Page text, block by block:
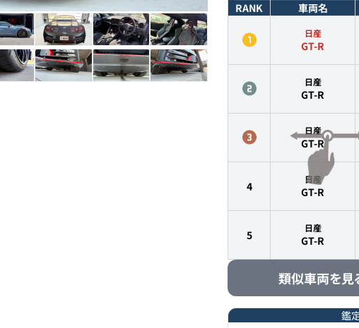
RANK 車両名
日産
GT-R
日産
GT-R
日産
GT-R
4
日産
GT-R
5
日産
GT-R
類似車両を見
鑑